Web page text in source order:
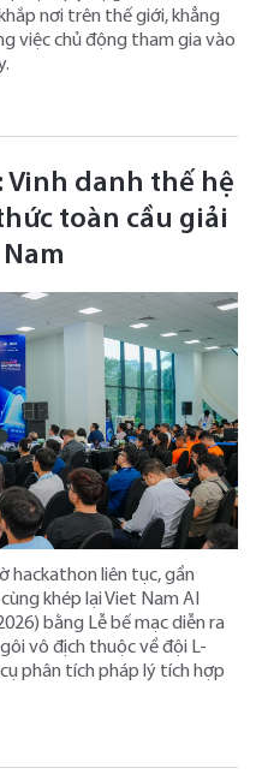
nơi trên thế giới, khẳng
việc chủ động tham gia vào
Vinh danh thế hệ
toàn cầu giải
hackathon liên tục, gần
khép lại Viet Nam AI
bằng Lễ bế mạc diễn ra
vô địch thuộc về đội L-
phân tích pháp lý tích hợp